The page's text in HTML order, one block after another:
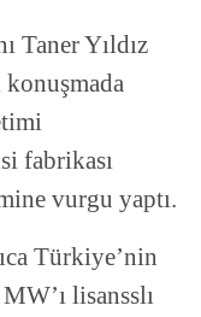
Taner Yıldız
konuşmada
fabrikası
vurgu yaptı.
Türkiye’nin
lisansslı